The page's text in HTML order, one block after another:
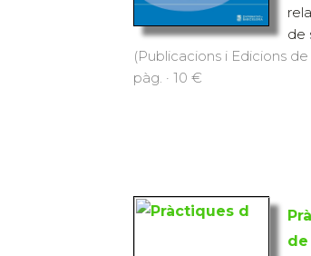
de
(Publicacions i Edicions
pàg. · 10 €
de